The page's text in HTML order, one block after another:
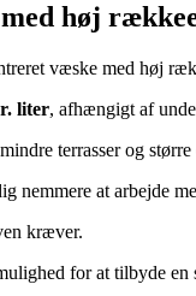
høj
væske med høj
liter, afhængigt af
terrasser og større
nemmere at arbejde
kræver.
for at tilbyde en